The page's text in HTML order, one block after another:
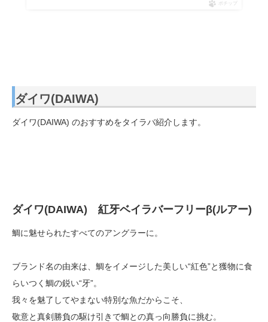
ポチップ
ダイワ(DAIWA)
ダイワ(DAIWA) のおすすめをタイラバ紹介します。
ダイワ(DAIWA) 紅牙ベイラバーフリーβ(ルアー)
鯛に魅せられたすべてのアングラーに。
ブランド名の由来は、鯛をイメージした美しい“紅色”と獲物に食
らいつく鯛の鋭い“牙”。
我々を魅了してやまない特別な魚だからこそ、
敬意と真剣勝負の駆け引きで鯛との真っ向勝負に挑む。